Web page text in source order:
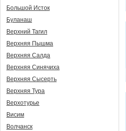
Большой Исток
Буланаш
Верхний Тагил
Верхняя Пышма
Верхняя Салда
Верхняя Синячиха
Верхняя Сысерть
Верхняя Тура
Верхотурье
Висим
Волчанск